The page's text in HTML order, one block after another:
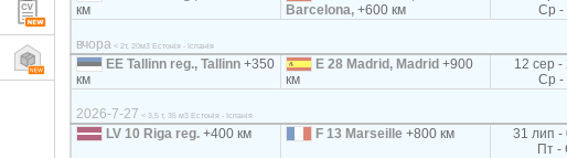
км
Barcelona, +600 км
Ср -
вчора < 2т, 20м3 Естонія - Іспанія
EE Tallinn reg., Tallinn +350
км
E 28 Madrid, Madrid +900
км
12 сер -
Ср -
2026-7-27 < 3,5 т, 35 м3 Естонія - Іспанія
LV 10 Riga reg. +400 км F 13 Marseille +800 км
31 лип -
Пт -